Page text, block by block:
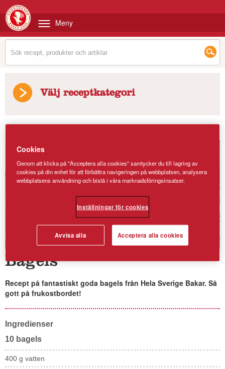
Meny
Välj receptkategori
Bagels
Recept på fantastiskt goda bagels från Hela Sverige Bakar. Så
gott på frukostbordet!
Ingredienser
10 bagels
400 g vatten
Cookies
Genom att klicka på "Acceptera alla cookies" samtycker du till lagring av
cookies på din enhet för att förbättra navigeringen på webbplatsen, analysera
webbplatsens användning och bistå i våra marknadsföringsinsatser.
Inställningar för cookies
Avvisa alla Acceptera alla cookies